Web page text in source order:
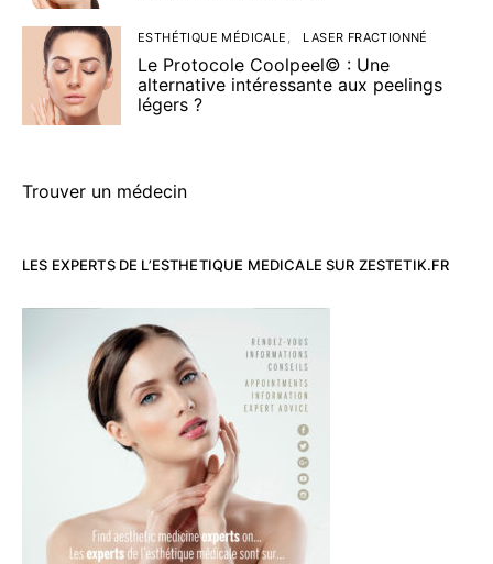
ESTHÉTIQUE MÉDICALE LASER FRACTIONNÉ
Le Protocole Coolpeel© : Une
alternative intéressante aux peelings
légers ?
Trouver un médecin
LES EXPERTS DE L’ESTHETIQUE MEDICALE SUR ZESTETIK.FR